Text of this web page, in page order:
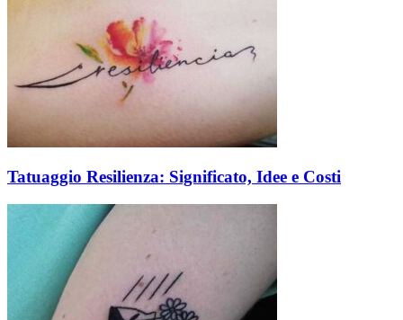
Tatuaggio Resilienza: Significato, Idee e Costi